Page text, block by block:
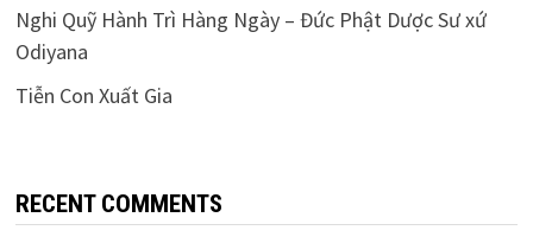
Nghi Quỹ Hành Trì Hàng Ngày – Đức Phật Dược Sư xứ
Odiyana
Tiễn Con Xuất Gia
RECENT COMMENTS